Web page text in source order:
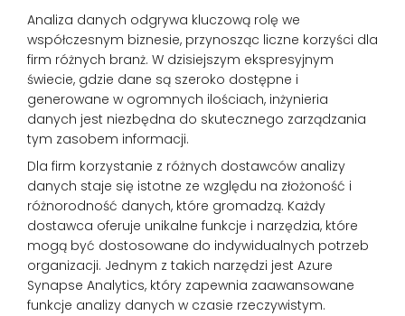
Analiza danych odgrywa kluczową rolę we
współczesnym biznesie, przynosząc liczne korzyści dla
firm różnych branż. W dzisiejszym ekspresyjnym
świecie, gdzie dane są szeroko dostępne i
generowane w ogromnych ilościach, inżynieria
danych jest niezbędna do skutecznego zarządzania
tym zasobem informacji.
Dla firm korzystanie z różnych dostawców analizy
danych staje się istotne ze względu na złożoność i
różnorodność danych, które gromadzą. Każdy
dostawca oferuje unikalne funkcje i narzędzia, które
mogą być dostosowane do indywidualnych potrzeb
organizacji. Jednym z takich narzędzi jest Azure
Synapse Analytics, który zapewnia zaawansowane
funkcje analizy danych w czasie rzeczywistym.